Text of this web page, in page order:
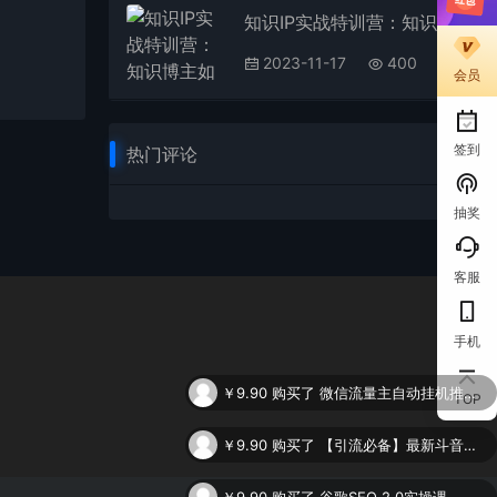
知识IP实战特训营：知识博主如何做好直播间内容获取流量 打造好ip 收心收钱
2023-11-17 400
热门评论
会员
签到
抽奖
客服
手机
TOP
￥9.90 购买了 微信流量主自动挂机推广，轻松日入900+，简单易上手，做就有收益。
￥9.90 购买了 【引流必备】最新斗音全功能全自动引流脚本，解放双手自动引流精准粉